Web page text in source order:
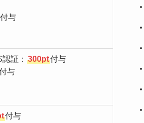
付与
証： 300pt付与
与
付与